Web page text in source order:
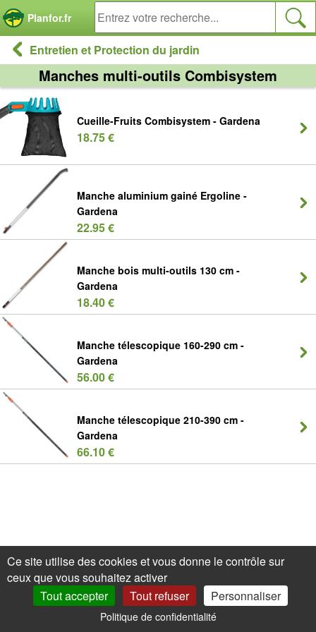
Planfor.fr
Entretien et Protection du jardin
Manches multi-outils Combisystem
Cueille-Fruits Combisystem - Gardena
18.75 €
Manche aluminium gainé Ergoline -
Gardena
22.95 €
Manche bois multi-outils 130 cm -
Gardena
18.40 €
Manche télescopique 160-290 cm -
Gardena
56.00 €
Manche télescopique 210-390 cm -
Gardena
66.10 €
Promos
Panneau de gestion des cookies
Ce site utilise des cookies et vous donne le contrôle sur
ceux que vous souhaitez activer
Tout accepter
Tout refuser Personnaliser
Politique de confidentialité